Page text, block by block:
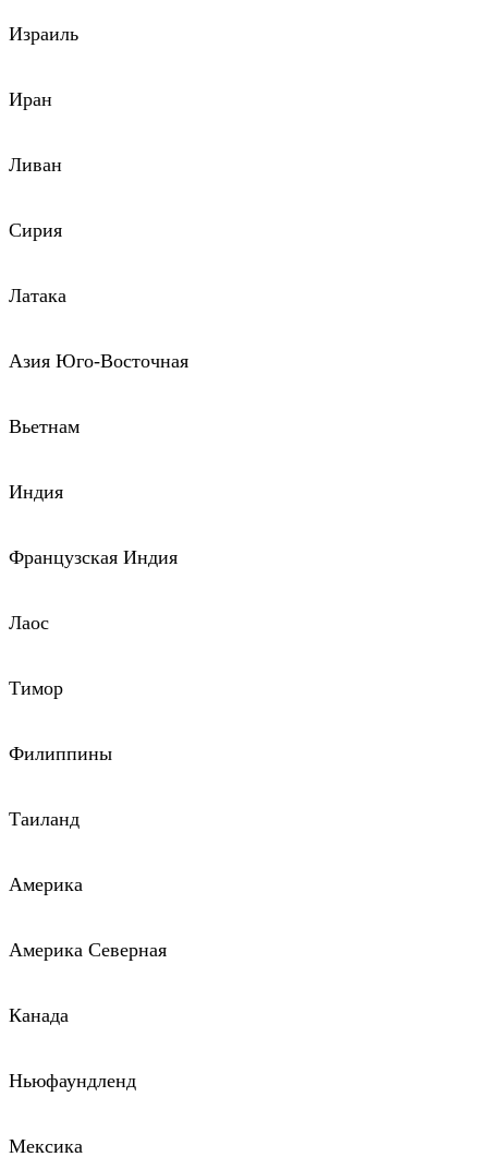
Израиль
Иран
Ливан
Сирия
Латака
Азия Юго-Восточная
Вьетнам
Индия
Французская Индия
Лаос
Тимор
Филиппины
Таиланд
Америка
Америка Северная
Канада
Ньюфаундленд
Мексика